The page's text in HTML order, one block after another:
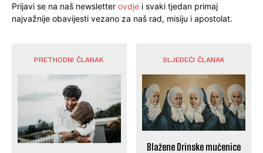
Prijavi se na naš newsletter ovdje i svaki tjedan primaj
najvažnije obavijesti vezano za naš rad, misiju i apostolat.
PRETHODNI ČLANAK SLJEDEĆI ČLANAK
Blažene Drinske mučenice